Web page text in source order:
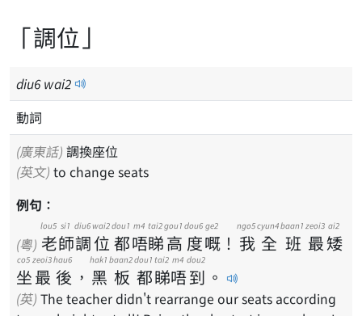
「調位」
diu6wai2
動詞
(廣東話) 調換座位
(英文) to change seats
例句：
(粵) 老
lou5
師
si1
調
diu6
位
wai2
都
dou1
唔
m4
睇
tai2
高
gou1
度
dou6
嘅
ge2
！ 我
ngo5
全
cyun4
班
baan1
最
zeoi3
矮
ai2
坐
co5
最
zeoi3
後
hau6
， 黑
hak1
板
baan2
都
dou1
睇
tai2
唔
m4
到
dou2
。
(英) The teacher didn't rearrange our seats according